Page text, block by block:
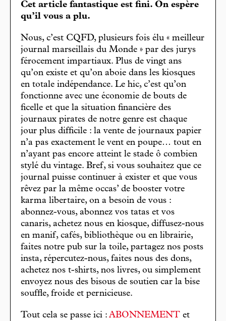
Cet article fantastique est fini. On espère
qu’il vous a plu.
Nous, c’est CQFD, plusieurs fois élu « meilleur
journal marseillais du Monde » par des jurys
férocement impartiaux. Plus de vingt ans
qu’on existe et qu’on aboie dans les kiosques
en totale indépendance. Le hic, c’est qu’on
fonctionne avec une économie de bouts de
ficelle et que la situation financière des
journaux pirates de notre genre est chaque
jour plus difficile : la vente de journaux papier
n’a pas exactement le vent en poupe… tout en
n’ayant pas encore atteint le stade ô combien
stylé du vintage. Bref, si vous souhaitez que ce
journal puisse continuer à exister et que vous
rêvez par la même occas’ de booster votre
karma libertaire, on a besoin de vous :
abonnez-vous, abonnez vos tatas et vos
canaris, achetez nous en kiosque, diffusez-nous
en manif, cafés, bibliothèque ou en librairie,
faites notre pub sur la toile, partagez nos posts
insta, répercutez-nous, faites nous des dons,
achetez nos t-shirts, nos livres, ou simplement
envoyez nous des bisous de soutien car la bise
souffle, froide et pernicieuse.
Tout cela se passe ici : ABONNEMENT et